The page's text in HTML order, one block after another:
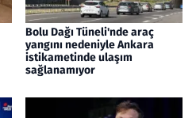
Bolu Dağı Tüneli'nde araç
yangını nedeniyle Ankara
istikametinde ulaşım
sağlanamıyor